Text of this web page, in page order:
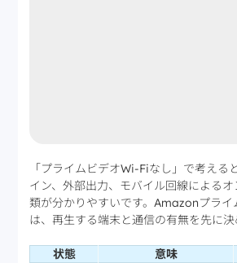
「プライムビデオWi-Fiなし」で考える
イン、外部出力、モバイル回線による
類が分かりやすいです。Amazonプライ
は、再生する端末と通信の有無を先に決
状態 意味